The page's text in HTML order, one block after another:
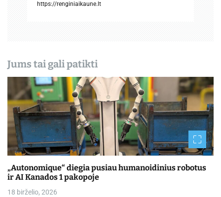
https://renginiaikaune.lt
Jums tai gali patikti
„Autonomique“ diegia pusiau humanoidinius robotus
ir AI Kanados 1 pakopoje
18 birželio, 2026